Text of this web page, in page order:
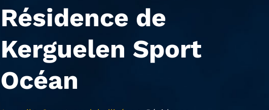
Résidence de
Kerguelen Sport
Océan